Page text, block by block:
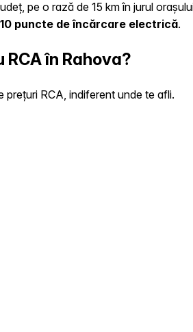
pe o rază de 15 km în jurul
10 puncte de încărcare electrică.
în Rahova?
RCA, indiferent unde te afli.